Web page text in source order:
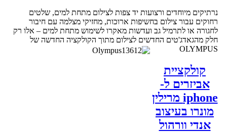
נרתיקים מיוחדים ורצועות יד צפות לצילום מתחת למים, שלטים
רחוקים עבור צילום בחשיפות ארוכות, מחזיקי מצלמה עם חיבור
לחגורה או לתרמיל גב ועדשות מאקרו לשימוש מתחת למים – אלו רק
חלק מהגאדג'טים החדשים לצילום מתוך הקולקציה החדשה של
OLYMPUS
קולקציית
אביזרים ל-
iphone מרילין
מונרו בעיצוב
אנדי וורהול